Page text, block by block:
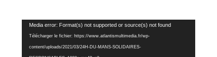
Lecteur
vidéo
Media error: Format(s) not supported or source(s) not found
Télécharger le fichier: https://www.atlantismultimedia.fr/wp-
content/uploads/2021/03/24H-DU-MANS-SOLIDAIRES-